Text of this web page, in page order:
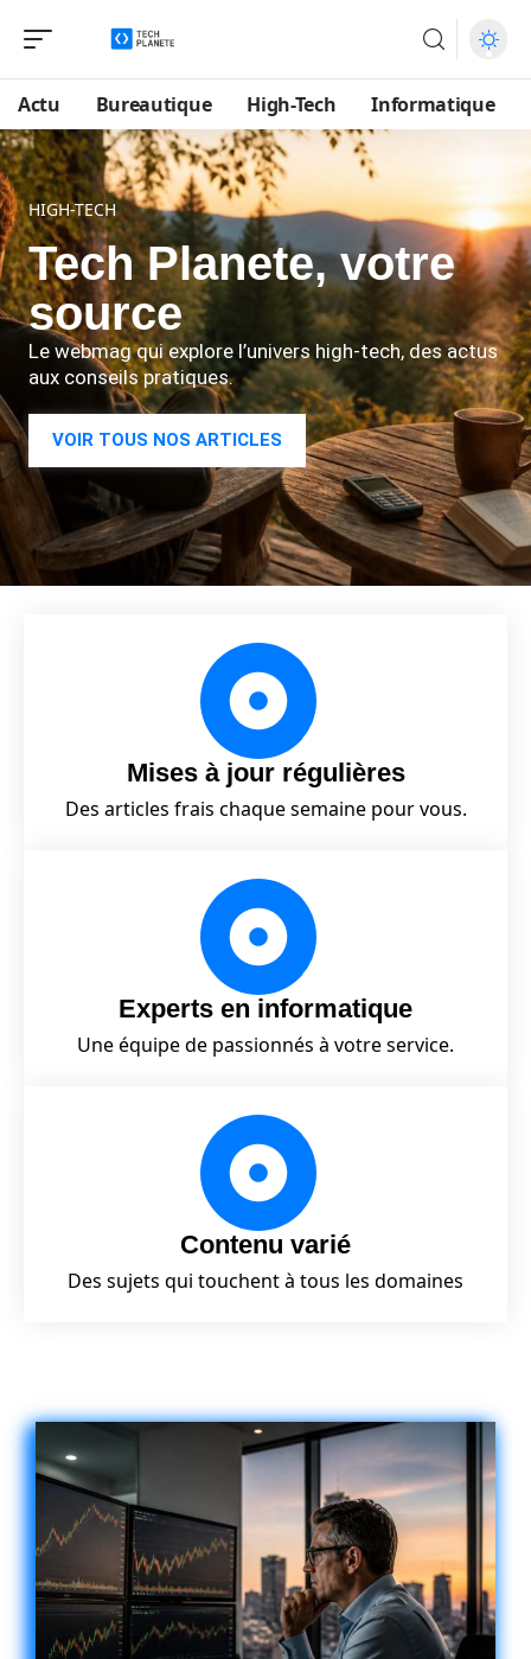
Actu Bureautique High-Tech Informatique
HIGH-TECH
Tech Planete, votre
source
Le webmag qui explore l’univers high-tech, des actus
aux conseils pratiques.
VOIR TOUS NOS ARTICLES
Mises à jour régulières
Des articles frais chaque semaine pour vous.
Experts en informatique
Une équipe de passionnés à votre service.
Contenu varié
Des sujets qui touchent à tous les domaines